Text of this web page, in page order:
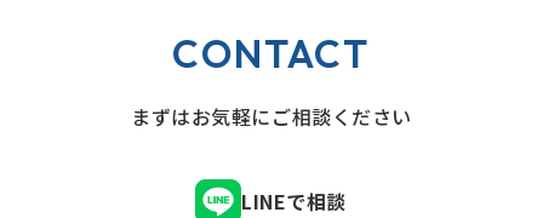
CONTACT
まずはお気軽にご相談ください
LINEで相談